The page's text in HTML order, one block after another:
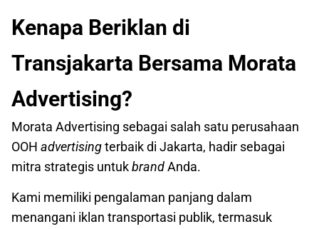
Kenapa Beriklan di
Transjakarta Bersama Morata
Advertising?
Morata Advertising sebagai salah satu perusahaan
OOH advertisingterbaik di Jakarta, hadir sebagai
mitra strategis untukbrandAnda.
Kami memiliki pengalaman panjang dalam
menangani iklan transportasi publik, termasuk